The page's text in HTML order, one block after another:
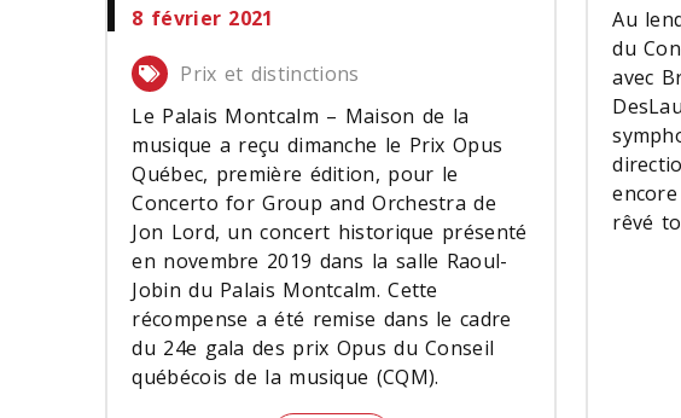
8 février 2021
Prix et distinctions
Le Palais Montcalm – Maison de la
musique a reçu dimanche le Prix Opus
Québec, première édition, pour le
Concerto for Group and Orchestra de
Jon Lord, un concert historique présenté
en novembre 2019 dans la salle Raoul-
Jobin du Palais Montcalm. Cette
récompense a été remise dans le cadre
du 24e gala des prix Opus du Conseil
québécois de la musique (CQM).
Au
du
avec
rêvé